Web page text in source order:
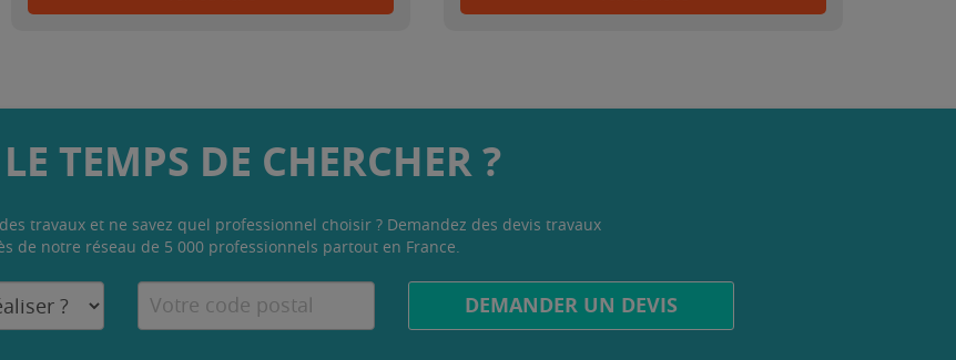
TEMPS DE CHERCHER ?
travaux et ne savez quel professionnel choisir ? Demandez des devis travaux
de notre réseau de 5 000 professionnels partout en France.
DEMANDER UN DEVIS